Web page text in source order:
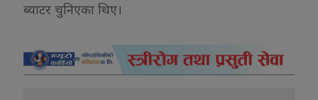
ब्याटर चुनिएका थिए।